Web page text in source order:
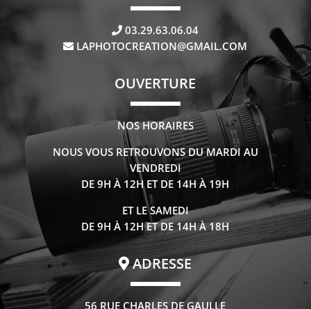
03.29.63.06.04
LAPHOTOCREATION@GMAIL.COM
OUVERTURE
NOS HORAIRES
NOUS VOUS RETROUVONS DU MARDI AU
VENDREDI
DE 9H À 12H ET DE 14H À 19H
ET LE SAMEDI
DE 9H À 12H ET DE 14H À 18H
ADRESSE
56 RUE CHARLES DE GAULLE